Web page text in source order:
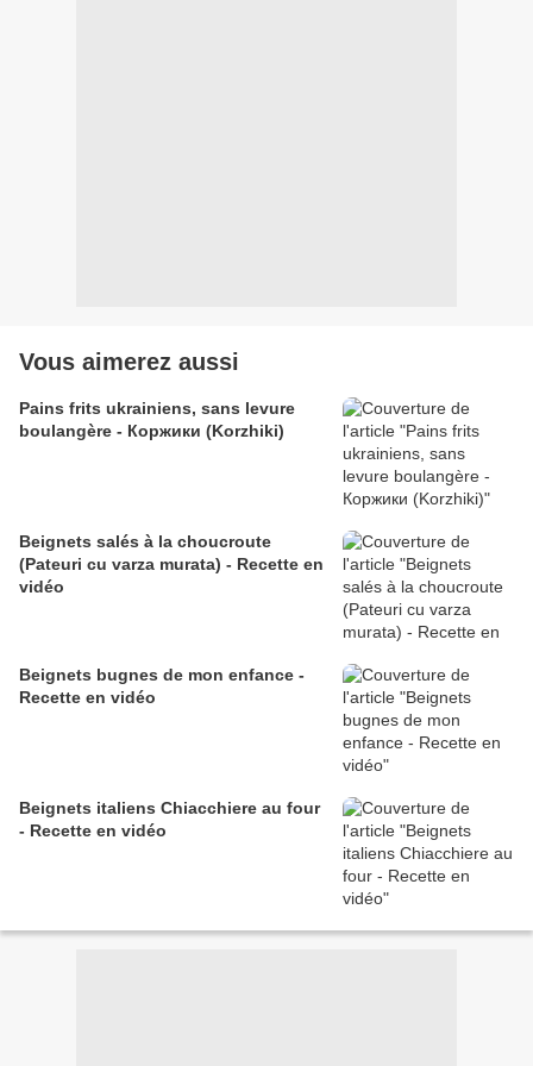
Vous aimerez aussi
Pains frits ukrainiens, sans levure
boulangère - Коржики (Korzhiki)
Beignets salés à la choucroute
(Pateuri cu varza murata) - Recette en
vidéo
Beignets bugnes de mon enfance -
Recette en vidéo
Beignets italiens Chiacchiere au four
- Recette en vidéo